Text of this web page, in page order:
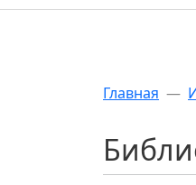
Главная —